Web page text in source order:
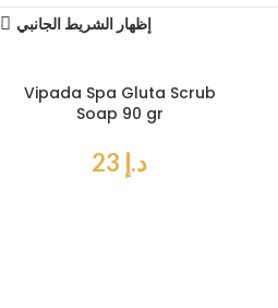
إظهار الشريط الجانبي
Vipada Spa Gluta Scrub
Soap 90 gr
د.إ